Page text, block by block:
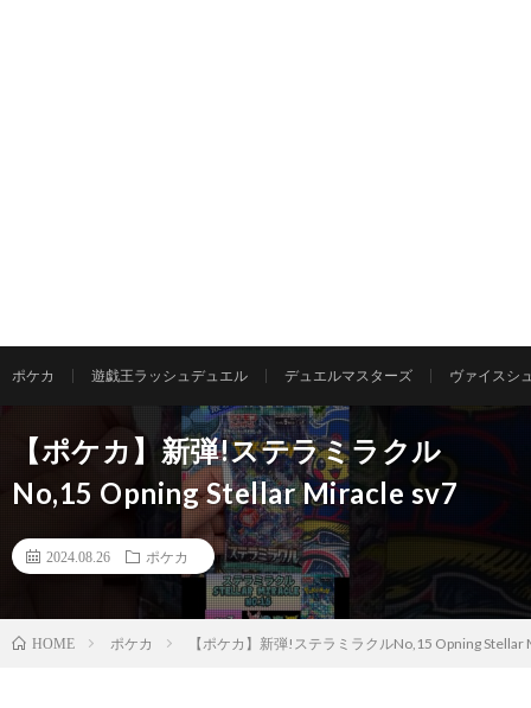
ポケカ 遊戯王ラッシュデュエル デュエルマスターズ ヴァイスシ
【ポケカ】新弾!ステラミラクル
No,15 Opning Stellar Miracle sv7
2024.08.26 ポケカ
HOME ポケカ 【ポケカ】新弾!ステラミラクルNo,15 Opning Stellar